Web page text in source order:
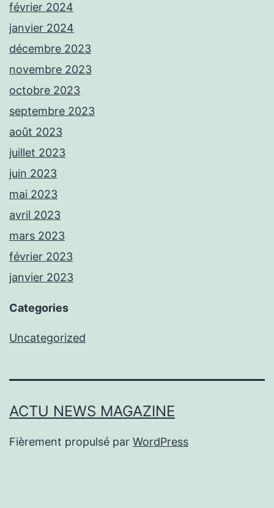
février 2024
janvier 2024
décembre 2023
novembre 2023
octobre 2023
septembre 2023
août 2023
juillet 2023
juin 2023
mai 2023
avril 2023
mars 2023
février 2023
janvier 2023
Categories
Uncategorized
ACTU NEWS MAGAZINE
Fièrement propulsé par WordPress